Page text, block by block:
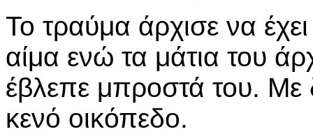
Το τραύμα άρχισε να
αίμα ενώ τα μάτια του
έβλεπε μπροστά του. Με
κενό οικόπεδο.